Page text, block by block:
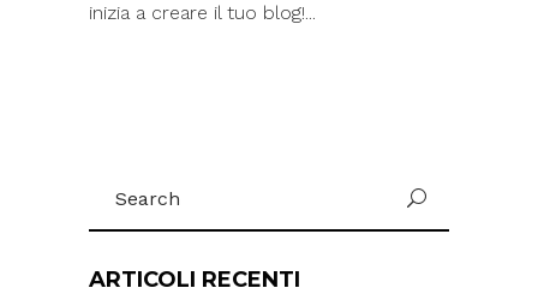
inizia a creare il tuo blog!...
for:
ARTICOLI RECENTI